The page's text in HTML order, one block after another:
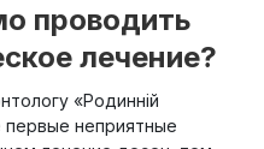
проводить
лечение?
«Родинній
первые неприятные